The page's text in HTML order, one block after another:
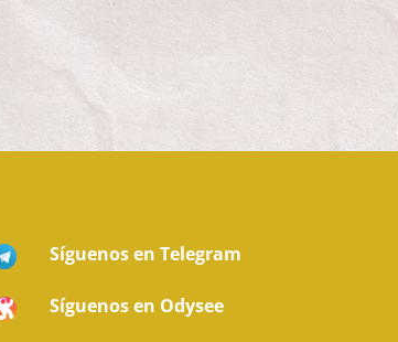
Síguenos en Telegram
Síguenos en Odysee